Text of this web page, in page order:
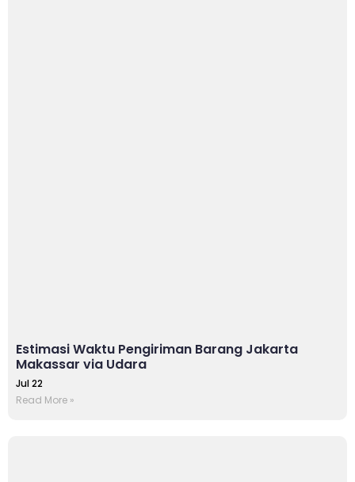
Estimasi Waktu Pengiriman Barang Jakarta
Makassar via Udara
Jul 22
Read More »